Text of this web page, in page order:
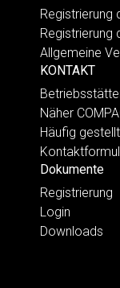
Registrierung
Registrierung
Allgemeine
KONTAKT
Näher
Häufig
Dokumente
Registrierung
Login
Downloads